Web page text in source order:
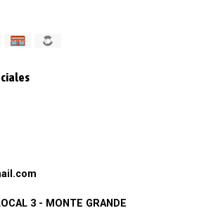
3 - MONTE GRANDE